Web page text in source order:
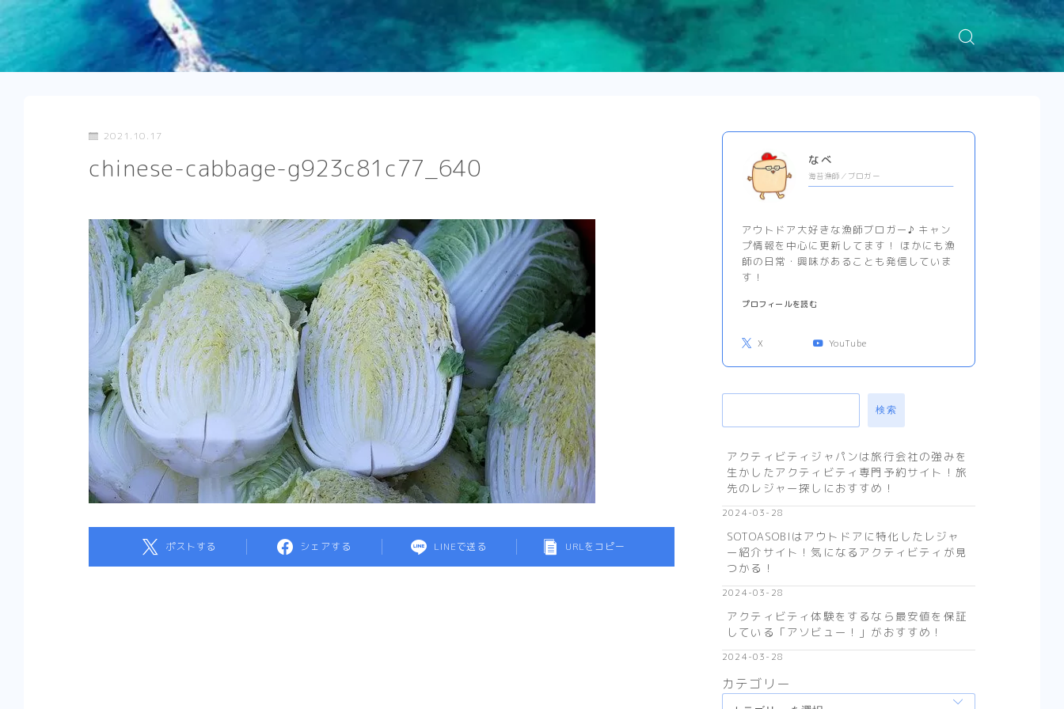
2021.10.17
chinese-cabbage-g923c81c77_640
ポストする シェアする LINEで送る URLをコピー
なべ
海苔漁師／ブロガー
アウトドア大好きな漁師ブロガー♪ キャン
プ情報を中心に更新してます！ ほかにも漁
師の日常・興味があることも発信していま
す！
プロフィールを読む
X YouTube
検索
アクティビティジャパンは旅行会社の強みを
生かしたアクティビティ専門予約サイト！旅
先のレジャー探しにおすすめ！
2024-03-28
SOTOASOBIはアウトドアに特化したレジャ
ー紹介サイト！気になるアクティビティが見
つかる！
2024-03-28
アクティビティ体験をするなら最安値を保証
している「アソビュー！」がおすすめ！
2024-03-28
カテゴリー